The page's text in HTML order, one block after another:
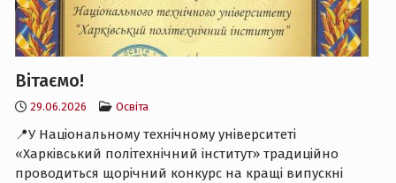
Вітаємо!
29.06.2026 Освіта
📍У Національному технічному університеті
«Харківський політехнічний інститут» традиційно
проводиться щорічний конкурс на кращі випускні